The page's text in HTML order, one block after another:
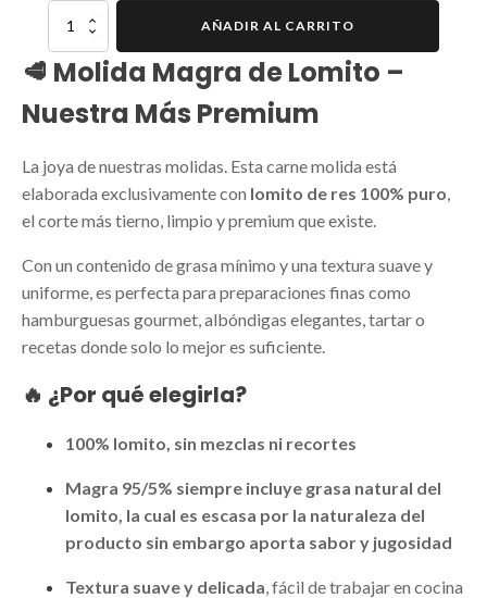
Molida
de
Lomito
quantity
AÑADIR AL CARRITO
🥩 Molida Magra de Lomito –
Nuestra Más Premium
La joya de nuestras molidas. Esta carne molida está
elaborada exclusivamente con lomito de res 100% puro,
el corte más tierno, limpio y premium que existe.
Con un contenido de grasa mínimo y una textura suave y
uniforme, es perfecta para preparaciones finas como
hamburguesas gourmet, albóndigas elegantes, tartar o
recetas donde solo lo mejor es suficiente.
🔥 ¿Por qué elegirla?
100% lomito, sin mezclas ni recortes
Magra 95/5% siempre incluye grasa natural del
lomito, la cual es escasa por la naturaleza del
producto sin embargo aporta sabor y jugosidad
Textura suave y delicada, fácil de trabajar en cocina